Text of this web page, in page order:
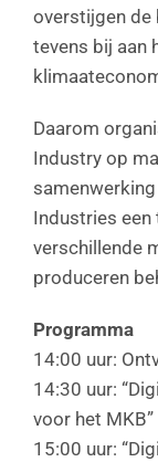
overstijgen de
tevens bij aan
Daarom
Industry op
samenwerking
Industries
verschillende
produceren
Programma
14:00 uur:
14:30 uur:
voor het
15:00 uur: